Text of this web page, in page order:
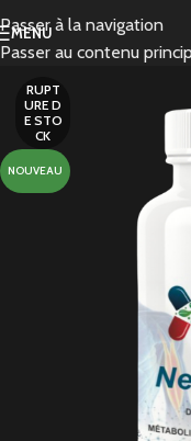
Passer à la navigation
Passer au contenu
MENU
RUPT
URE D
E STO
CK
NOUVEAU